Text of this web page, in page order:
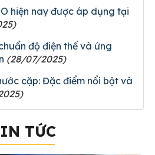
hiện nay được áp dụng tại
độ điện thế và ứng
(28/07/2025)
cặp: Đặc điểm nổi bật và
TỨC